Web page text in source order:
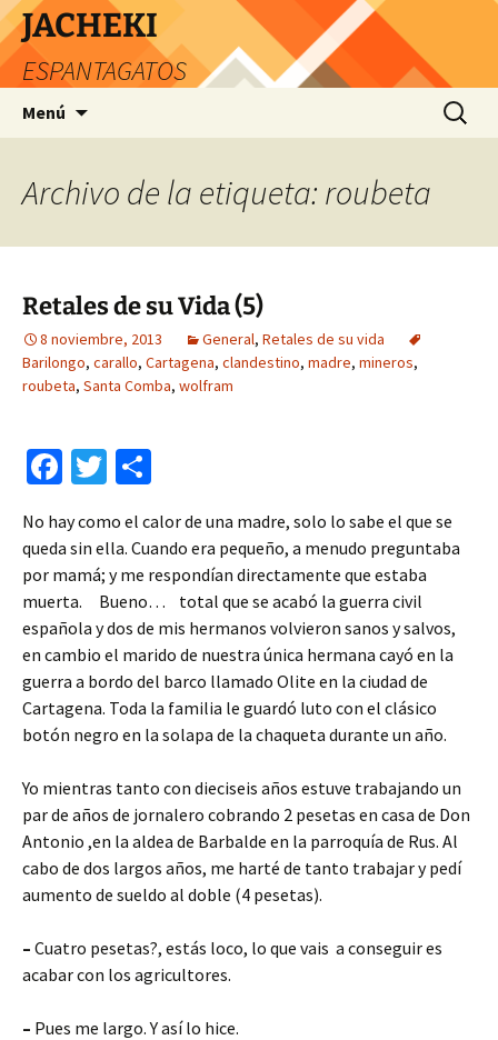
JACHEKI
ESPANTAGATOS
Menú Buscar:
Archivo de la etiqueta: roubeta
Retales de su Vida (5)
8 noviembre, 2013 General, Retales de su vida
Barilongo, carallo, Cartagena, clandestino, madre, mineros,
roubeta, Santa Comba, wolfram
Fa
b
o
o
k
T
tt
er
m
p
ar
tir
No hay como el calor de una madre, solo lo sabe el que se
queda sin ella. Cuando era pequeño, a menudo preguntaba
por mamá; y me respondían directamente que estaba
muerta. Bueno… total que se acabó la guerra civil
española y dos de mis hermanos volvieron sanos y salvos,
en cambio el marido de nuestra única hermana cayó en la
guerra a bordo del barco llamado Olite en la ciudad de
Cartagena. Toda la familia le guardó luto con el clásico
botón negro en la solapa de la chaqueta durante un año.
Yo mientras tanto con dieciseis años estuve trabajando un
par de años de jornalero cobrando 2 pesetas en casa de Don
Antonio ,en la aldea de Barbalde en la parroquía de Rus. Al
cabo de dos largos años, me harté de tanto trabajar y pedí
aumento de sueldo al doble (4 pesetas).
– Cuatro pesetas?, estás loco, lo que vais a conseguir es
acabar con los agricultores.
– Pues me largo. Y así lo hice.